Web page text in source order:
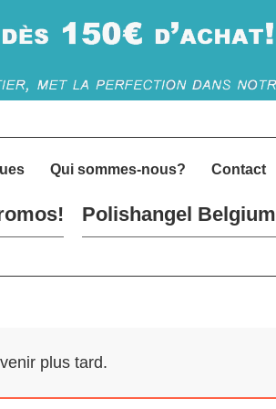
Qui sommes-nous? Contact
Polishangel Belgium
plus tard.